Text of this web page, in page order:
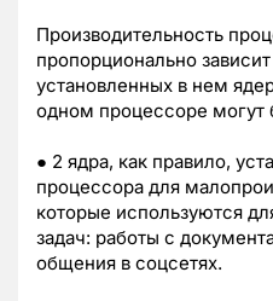
Производительность
пропорционально
установленных в нем
одном процессоре могут
● 2 ядра, как правило,
процессора для
которые используются
задач: работы с
общения в соцсетях.